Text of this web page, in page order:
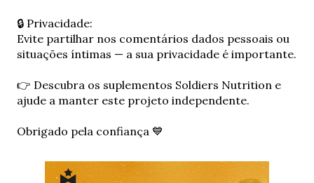
a
r
u
c
o
e
🔒 Privacidade:
Evite partilhar nos comentários dados pessoais ou
situações íntimas — a sua privacidade é importante.
👉 Descubra os suplementos Soldiers Nutrition e
ajude a manter este projeto independente.
Obrigado pela confiança 💙